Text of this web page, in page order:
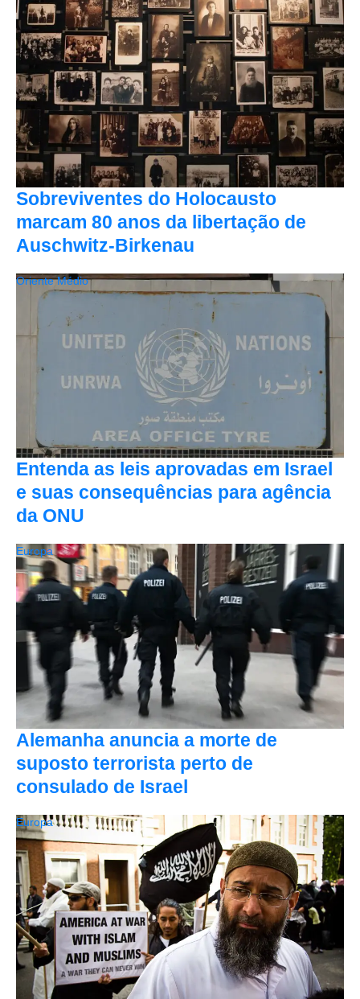
Sobreviventes do Holocausto
marcam 80 anos da libertação de
Auschwitz-Birkenau
Entenda as leis aprovadas em Israel
e suas consequências para agência
da ONU
Oriente Médio
Alemanha anuncia a morte de
suposto terrorista perto de
consulado de Israel
Europa
Europa